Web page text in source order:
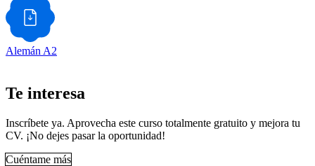
Alemán A2
Te interesa
Inscríbete ya. Aprovecha este curso totalmente gratuito y mejora tu
CV. ¡No dejes pasar la oportunidad!
Cuéntame más